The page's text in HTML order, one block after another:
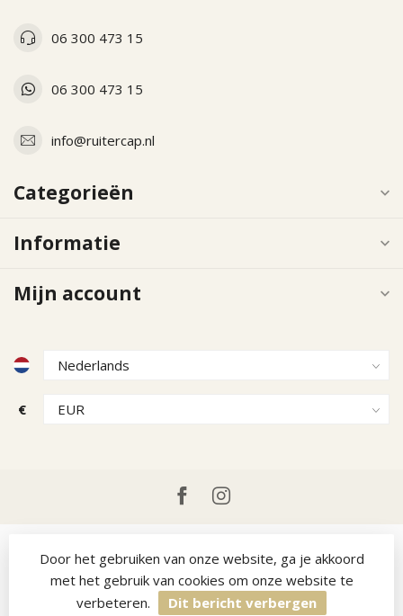
06 300 473 15
06 300 473 15
info@ruitercap.nl
Categorieën
Informatie
Mijn account
€
© Copyright 2026 Ruitercap- Powered byLightspeed
Door het gebruiken van onze website, ga je akkoord
met het gebruik van cookies om onze website te
verbeteren.
Dit bericht verbergen